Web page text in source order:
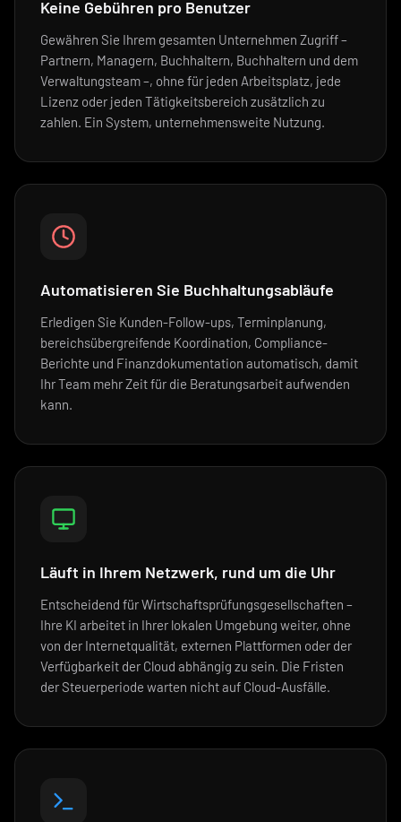
Keine Gebühren pro Benutzer
Gewähren Sie Ihrem gesamten Unternehmen Zugriff –
Partnern, Managern, Buchhaltern, Buchhaltern und dem
Verwaltungsteam –, ohne für jeden Arbeitsplatz, jede
Lizenz oder jeden Tätigkeitsbereich zusätzlich zu
zahlen. Ein System, unternehmensweite Nutzung.
Automatisieren Sie Buchhaltungsabläufe
Erledigen Sie Kunden-Follow-ups, Terminplanung,
bereichsübergreifende Koordination, Compliance-
Berichte und Finanzdokumentation automatisch, damit
Ihr Team mehr Zeit für die Beratungsarbeit aufwenden
kann.
Läuft in Ihrem Netzwerk, rund um die Uhr
Entscheidend für Wirtschaftsprüfungsgesellschaften –
Ihre KI arbeitet in Ihrer lokalen Umgebung weiter, ohne
von der Internetqualität, externen Plattformen oder der
Verfügbarkeit der Cloud abhängig zu sein. Die Fristen
der Steuerperiode warten nicht auf Cloud-Ausfälle.